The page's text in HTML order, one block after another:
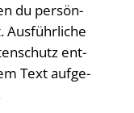
du per­sön­
Aus­führ­li­che
ent­
Text auf­ge­